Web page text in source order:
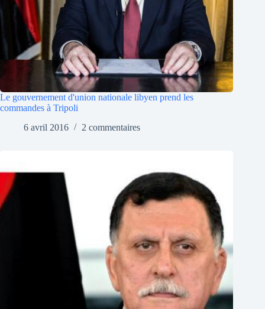
Le gouvernement d'union nationale libyen prend les
commandes à Tripoli
6 avril 2016
2 commentaires